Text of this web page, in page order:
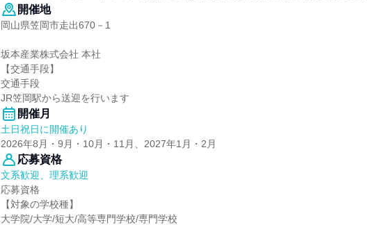
開催地
岡山県笠岡市走出670－1
坂本産業株式会社 本社
【交通手段】
交通手段
JR笠岡駅から送迎を行います
開催月
土日祝日に開催あり
2026年8月・9月・10月・11月、2027年1月・2月
応募資格
文系歓迎、理系歓迎
応募資格
【対象の学校種】
大学院/大学/短大/高等専門学校/専門学校